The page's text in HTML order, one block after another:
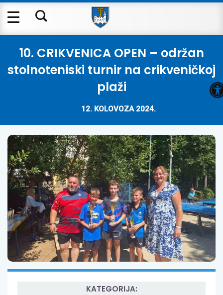
10. CRIKVENICA OPEN – održan
stolnoteniski turnir na crikveničkoj
plaži
12. KOLOVOZA 2024.
KATEGORIJA: